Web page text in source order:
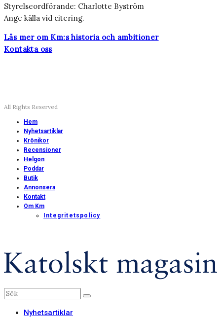
Styrelseordförande: Charlotte Byström
Ange källa vid citering.
Läs mer om Km:s historia och ambitioner
Kontakta oss
All Rights Reserved
Hem
Nyhetsartiklar
Krönikor
Recensioner
Helgon
Poddar
Butik
Annonsera
Kontakt
Om Km
Integritetspolicy
Nyhetsartiklar